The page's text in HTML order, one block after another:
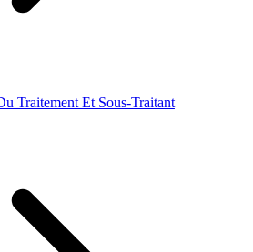
Traitement Et Sous-Traitant